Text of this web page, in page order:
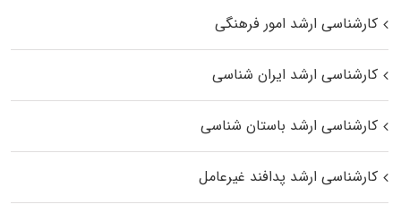
کارشناسی ارشد امور فرهنگی
کارشناسی ارشد ایران شناسی
کارشناسی ارشد باستان شناسی
کارشناسی ارشد پدافند غیرعامل